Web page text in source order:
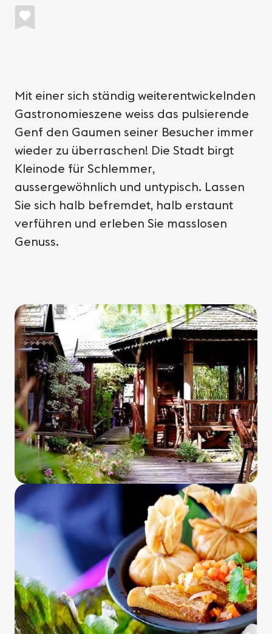
Mit einer sich ständig weiterentwickelnden
Gastronomieszene weiss das pulsierende
Genf den Gaumen seiner Besucher immer
wieder zu überraschen! Die Stadt birgt
Kleinode für Schlemmer,
aussergewöhnlich und untypisch. Lassen
Sie sich halb befremdet, halb erstaunt
verführen und erleben Sie masslosen
Genuss.